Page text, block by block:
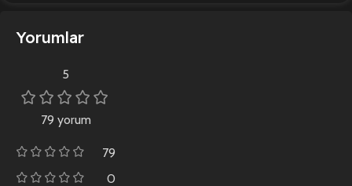
Yorumlar
5
79 yorum
79
0